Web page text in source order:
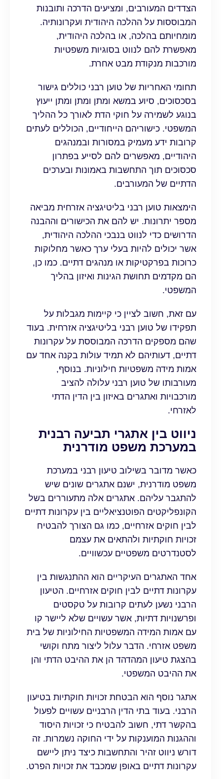
הצדדים המעורבים, ומציעים הדרכה ותובנות
המבוססות על ההלכה היהודית ועקרונותיה.
מומחיותם בהלכה, או בהלכה היהודית,
מאפשרת להם לנווט בסוגיות משפטיות
מורכבות מנקודת מבט אחרת.
תחומי האחריות של טוען רבני כוללים גישור
בסכסוכים, סיוע במשא ומתן ומתן ומתן ייעוץ
בנוגע לשמירה על חוקי הדת לאורך כל ההליך
המשפטי. כישוריהם הייחודיים, הכוללים לעתים
קרובות ידע מעמיק במסורות ובמנהגים
היהודיים, מאפשרים להם לסייע בפתרון
סכסוכים תוך התחשבות באמונות ובערכים
הדתיים של המעורבים.
הימצאות טוען רבני בליטיגציה אזרחית מביאה
מספר יתרונות. יש להם את הכישורים וההבנה
הדרושים כדי לנווט בנבכי ההלכה היהודית,
אשר יכולים להיות בעלי ערך כאשר מחלוקות
כרוכות בפרקטיקות או מנהגים דתיים. כמו כן,
הם מקדמים תחושת הגינות ואיזון בהליך
המשפטי.
עם זאת, חשוב לציין כי קיימות מגבלות על
תפקידו של טוען רבני בליטיגציה אזרחית. בעוד
שהם מספקים הדרכה המבוססת על עקרונות
דתיים, דעותיהם לא תמיד עולות בקנה אחד עם
אמות מידה משפטיות חילוניות. בנוסף,
מעורבותו של טוען רבני עלולה להציב
מורכבויות ואתגרים באיזון בין הדין הדתי
לאזרחי.
ניווט בין אתגרי תביעה רבנית
במערכת משפט מודרנית
כאשר מדובר בשילוב טיעון רבני במערכת
משפט מודרנית, ישנם אתגרים שונים שיש
להתגבר עליהם. אתגרים אלה מתעוררים בשל
הקונפליקטים הפוטנציאליים בין עקרונות דתיים
לבין חוקים אזרחיים, כמו גם הצורך להבטיח
זכויות חוקתיות ולהתאים את עצמם
לסטנדרטים משפטיים עכשוויים.
אחד האתגרים העיקריים הוא ההתנגשות בין
עקרונות דתיים לבין חוקים אזרחיים. הטיעון
הרבני נשען לעתים קרובות על טקסטים
ופרשנויות דתיות, אשר עשויים שלא ליישר קו
עם אמות המידה המשפטיות החילוניות של בית
משפט אזרחי. הדבר עלול ליצור מתח וקושי
בהצגת טיעון המהדהד הן את ההיבט הדתי והן
את ההיבט המשפטי.
אתגר נוסף הוא הבטחת זכויות חוקתיות בטיעון
הרבני. בעוד בתי הדין הרבניים עשויים לפעול
בהקשר דתי, חשוב להבטיח כי זכויות היסוד
וההגנות המוענקות על ידי החוקה נשמרות. זה
דורש ניווט זהיר והתחשבות כיצד ניתן ליישם
עקרונות דתיים באופן שמכבד את זכויות הפרט.